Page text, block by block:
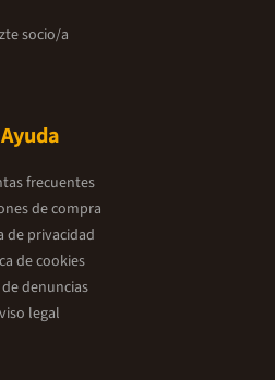
socio/a
Ayuda
frecuentes
de compra
de privacidad
de cookies
denuncias
legal